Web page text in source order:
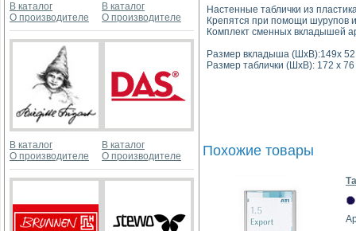
В каталог
О производителе
В каталог
О производителе
В каталог
О производителе
В каталог
О производителе
Настенные таблички из
Крепятся при помощи шурупов
Комплект сменных вкладышей
Размер вкладыша (ШхВ):149х
Размер таблички (ШхВ): 172 х
Похожие товары